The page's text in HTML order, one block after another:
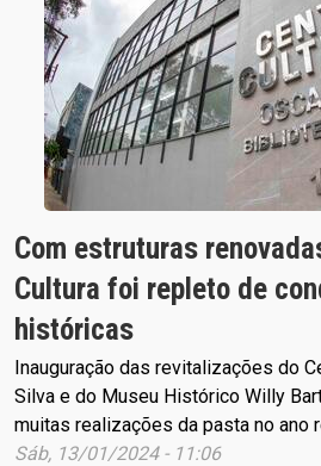
Com estruturas
Cultura foi repleto de
históricas
Inauguração das revitalizações do
Silva e do Museu Histórico Willy
muitas realizações da pasta no ano
Sáb, 13/01/2024 - 11:06